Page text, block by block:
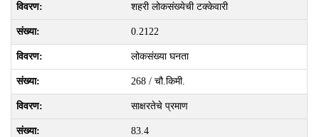
शहरी लोकसंख्येची टक्केवारी
0.2122
लोकसंख्या घनता
268 / चौ.किमी.
साक्षरतेचे प्रमाण
83.4